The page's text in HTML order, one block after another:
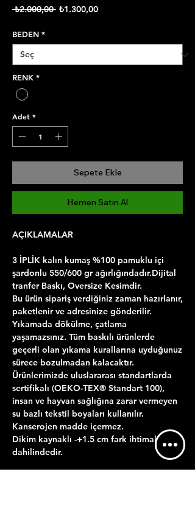
₺2.000,00 Normal
₺1.300,00İndirimli
BEDEN *
RENK *
Adet *
Sepete Ekle
Hemen Satın Al
AÇIKLAMALAR
3 İPLİK kalın kumaş %100 pamuklu içi
şardonlu 550/600 gr ağırlığındadır.Dijital
tranfer Baskı, Oversize Kesimdir.
Bu ürün sipariş verdiğiniz zaman hazırlanır,
paketlenir ve adresinize gönderilir.
Yıkamada dökülme, çatlama
yaşamazsınız. Tüm baskılı ürünlerde
geçerli olan yıkama kurallarına uyduğunuz
sürece bozulmadan kalacaktır.
Ürünlerimizde uluslararası standartlarda
sertifikalı (OEKO-TEX® Standart 100),
insan ve hayvan sağlığına zarar vermeyen
su bazlı tekstil boyaları kullanılır.
Kanserojen madde içermez.
Dikim kaynaklı -+1.5 cm fark ihtimal
dahilindedir.